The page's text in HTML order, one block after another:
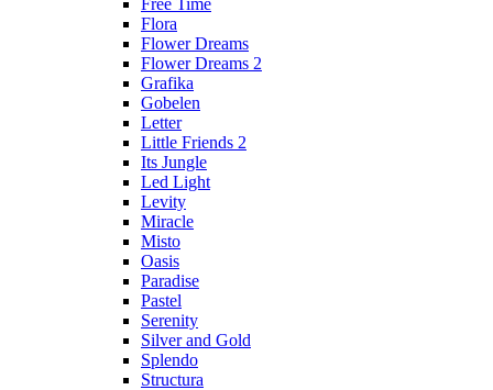
Free Time
Flora
Flower Dreams
Flower Dreams 2
Grafika
Gobelen
Letter
Little Friends 2
Its Jungle
Led Light
Levity
Miracle
Misto
Oasis
Paradise
Pastel
Serenity
Silver and Gold
Splendo
Structura